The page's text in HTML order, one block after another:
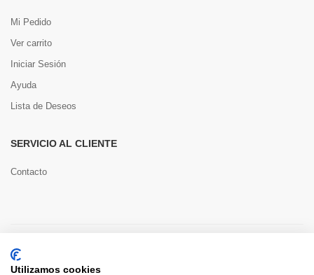
Mi Pedido
Ver carrito
Iniciar Sesión
Ayuda
Lista de Deseos
SERVICIO AL CLIENTE
Contacto
Utilizamos cookies